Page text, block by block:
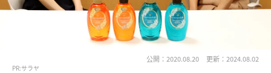
公開：2020.08.20 更新：2024.08.02
PR:サラヤ